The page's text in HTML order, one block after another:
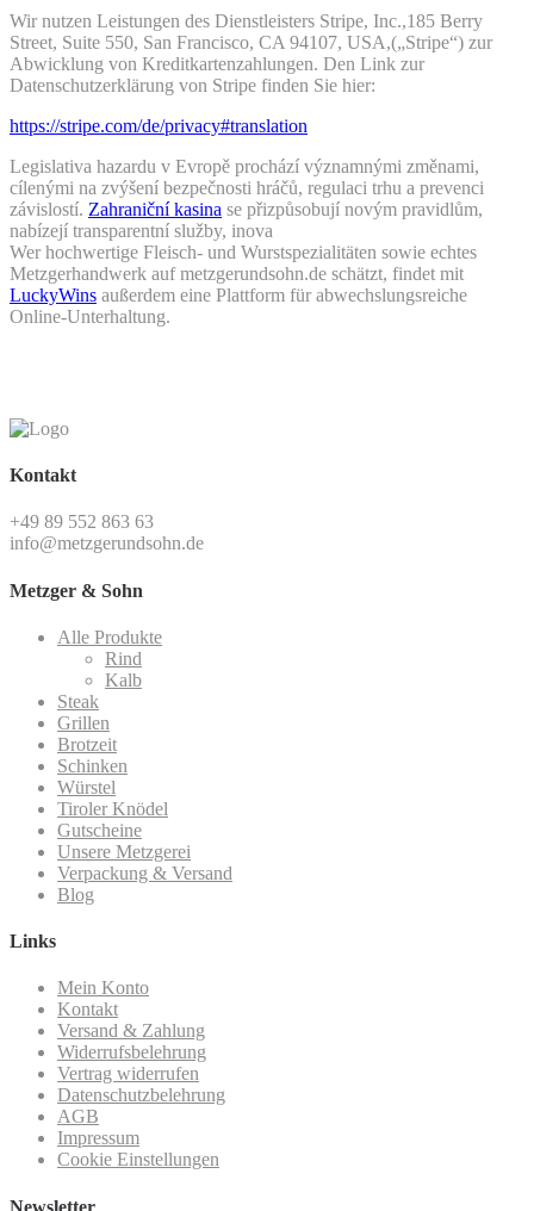
Wir nutzen Leistungen des Dienstleisters Stripe, Inc.,185 Berry
Street, Suite 550, San Francisco, CA 94107, USA,(„Stripe“) zur
Abwicklung von Kreditkartenzahlungen. Den Link zur
Datenschutzerklärung von Stripe finden Sie hier:
https://stripe.com/de/privacy#translation
Legislativa hazardu v Evropě prochází významnými změnami,
cílenými na zvýšení bezpečnosti hráčů, regulaci trhu a prevenci
závislostí. Zahraniční kasina se přizpůsobují novým pravidlům,
nabízejí transparentní služby, inova
Wer hochwertige Fleisch- und Wurstspezialitäten sowie echtes
Metzgerhandwerk auf metzgerundsohn.de schätzt, findet mit
LuckyWins außerdem eine Plattform für abwechslungsreiche
Online-Unterhaltung.
Kontakt
+49 89 552 863 63
info@metzgerundsohn.de
Metzger & Sohn
Alle Produkte
Rind
Kalb
Steak
Grillen
Brotzeit
Schinken
Würstel
Tiroler Knödel
Gutscheine
Unsere Metzgerei
Verpackung & Versand
Blog
Links
Mein Konto
Kontakt
Versand & Zahlung
Widerrufsbelehrung
Vertrag widerrufen
Datenschutzbelehrung
AGB
Impressum
Cookie Einstellungen
Newsletter